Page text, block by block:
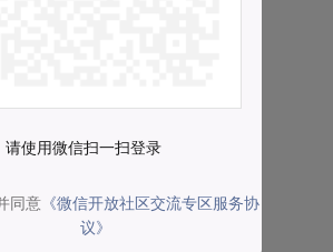
请使用微信扫一扫登录
同意 《微信开放社区交流专区服务协
议》